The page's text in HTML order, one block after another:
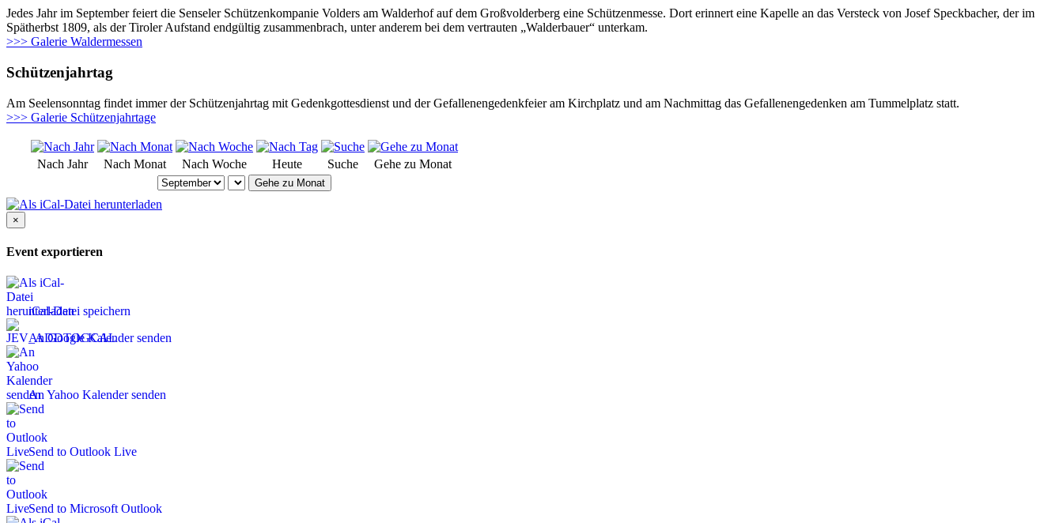
Jedes Jahr im September feiert die Senseler Schützenkompanie Volders am Walderhof auf dem Großvolderberg eine Schützenmesse. Dort erinnert eine Kapelle an das Versteck von Josef Speckbacher, der im
Spätherbst 1809, als der Tiroler Aufstand endgültig zusammenbrach, unter anderem bei dem vertrauten „Walderbauer“ unterkam.
>>> Galerie Waldermessen
Schützenjahrtag
Am Seelensonntag findet immer der Schützenjahrtag mit Gedenkgottesdienst und der Gefallenengedenkfeier am Kirchplatz und am Nachmittag das Gefallenengedenken am Tummelplatz statt.
>>> Galerie Schützenjahrtage
Nach Jahr Nach Monat Nach Woche Heute Suche Gehe zu Monat
Gehe zu Monat
×
Event exportieren
iCal-Datei speichern
An Google Kalender senden
An Yahoo Kalender senden
Send to Outlook Live
Send to Microsoft Outlook